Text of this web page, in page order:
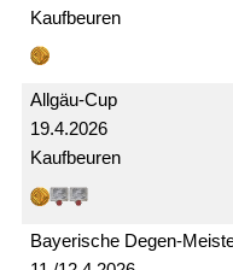
Kaufbeuren
19.4.2026
Allgäu-Cup
Kaufbeuren
Bayerische Degen-